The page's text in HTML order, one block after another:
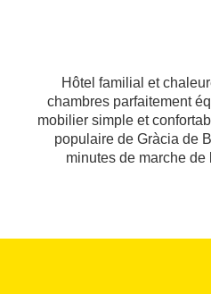
Hôtel familial et
chambres parfaitement
mobilier simple et
populaire de Gràcia de
minutes de marche